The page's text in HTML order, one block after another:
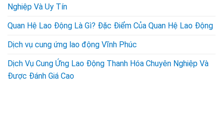
Nghiệp Và Uy Tín
Quan Hệ Lao Động Là Gì? Đặc Điểm Của Quan Hệ Lao Động
Dịch vụ cung ứng lao động Vĩnh Phúc
Dịch Vụ Cung Ứng Lao Động Thanh Hóa Chuyên Nghiệp Và
Được Đánh Giá Cao